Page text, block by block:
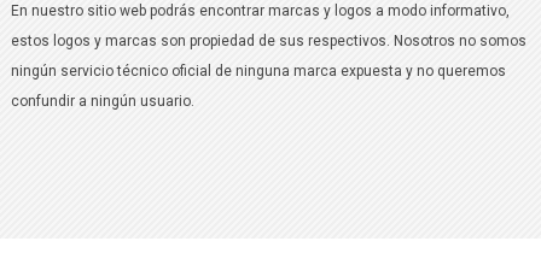
En nuestro sitio web podrás encontrar marcas y logos a modo informativo,
estos logos y marcas son propiedad de sus respectivos. Nosotros no somos
ningún servicio técnico oficial de ninguna marca expuesta y no queremos
confundir a ningún usuario.